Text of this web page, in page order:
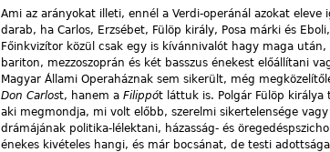
Ami az arányokat illeti, ennél a Verdi-operánál azokat eleve
darab, ha Carlos, Erzsébet, Fülöp király, Posa márki és
Főinkvizítor közül csak egy is kívánnivalót hagy maga
bariton, mezzoszoprán és két basszus énekest előállítani
Magyar Állami Operaháznak sem sikerült, még
Don Carlost, hanem a Filippót láttuk is. Polgár Fülöp
aki megmondja, mi volt előbb, szerelmi sikertelensége
drámájának politika-lélektani, házasság- és
énekes kivételes hangi, és már bocsánat, de testi